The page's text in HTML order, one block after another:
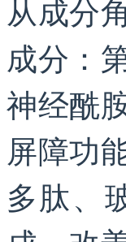
从成分
成分：
神经酰
屏障功
多肽、